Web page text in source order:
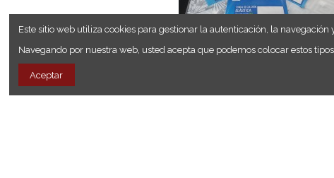
Este sitio web utiliza cookies para gestionar la autenticación, la navegación
Navegando por nuestra web, usted acepta que podemos colocar estos
Aceptar